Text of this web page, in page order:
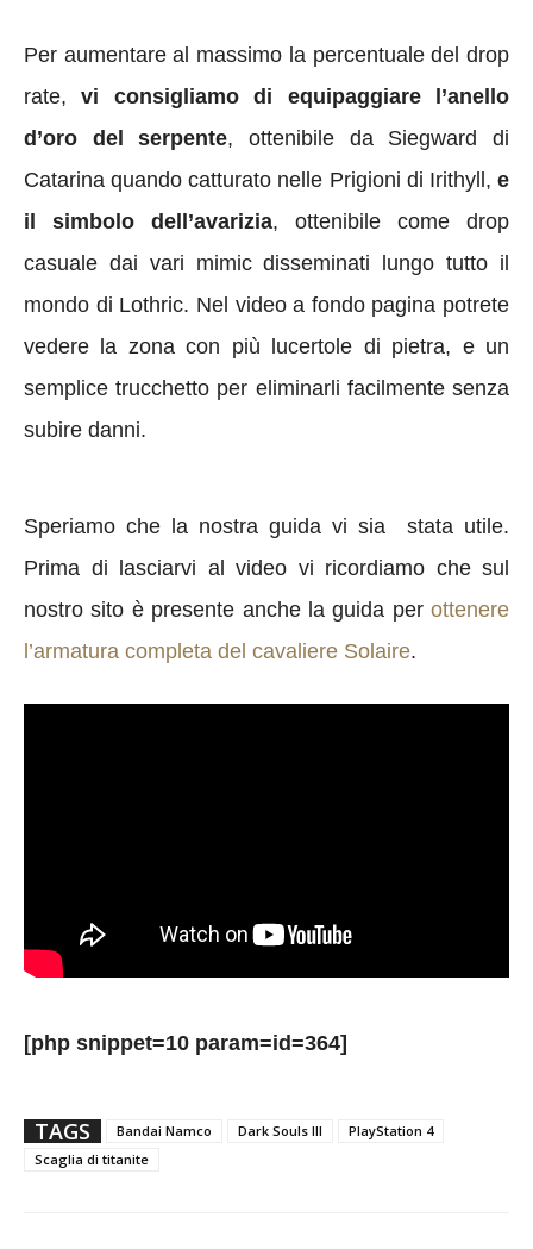
Per aumentare al massimo la percentuale del drop
rate,vi consigliamo di equipaggiare l’anello
d’oro del serpente, ottenibile da Siegward di
Catarina quando catturato nelle Prigioni di Irithyll, e
il simbolo dell’avarizia, ottenibile come drop
casuale dai vari mimic disseminati lungo tutto il
mondo di Lothric. Nel video a fondo pagina potrete
vedere la zona con più lucertole di pietra, e un
semplice trucchetto per eliminarli facilmente senza
subire danni.
Speriamo che la nostra guida vi sia stata utile.
Prima di lasciarvi al video vi ricordiamo che sul
nostro sito è presente anche la guida per ottenere
l’armatura completa del cavaliere Solaire.
[php snippet=10 param=id=364]
TAGS Bandai Namco Dark Souls III
PlayStation 4
Scaglia di titanite